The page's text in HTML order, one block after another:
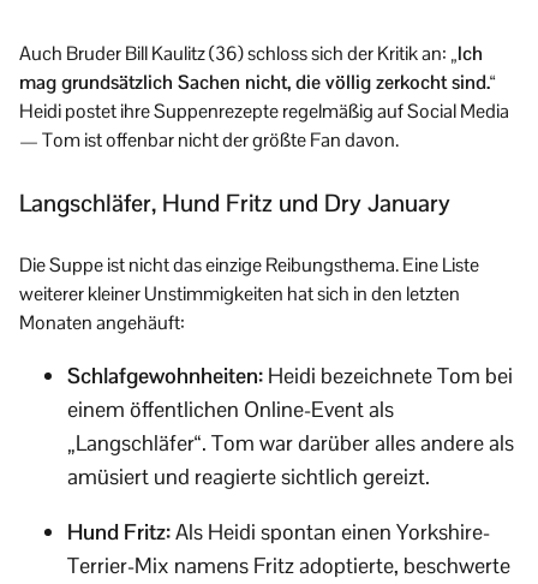
Auch Bruder Bill Kaulitz (36) schloss sich der Kritik an: „Ich
mag grundsätzlich Sachen nicht, die völlig zerkocht sind.“
Heidi postet ihre Suppenrezepte regelmäßig auf Social Media
— Tom ist offenbar nicht der größte Fan davon.
Langschläfer, Hund Fritz und Dry January
Die Suppe ist nicht das einzige Reibungsthema. Eine Liste
weiterer kleiner Unstimmigkeiten hat sich in den letzten
Monaten angehäuft:
Schlafgewohnheiten: Heidi bezeichnete Tom bei
einem öffentlichen Online-Event als
„Langschläfer“. Tom war darüber alles andere als
amüsiert und reagierte sichtlich gereizt.
Hund Fritz:Als Heidi spontan einen Yorkshire-
Terrier-Mix namens Fritz adoptierte, beschwerte